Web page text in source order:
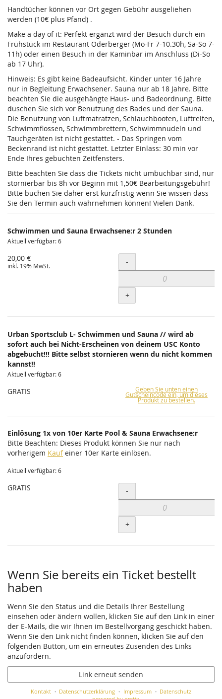
Handtücher können vor Ort gegen Gebühr ausgeliehen
werden (10€ plus Pfand) .
Make a day of it: Perfekt ergänzt wird der Besuch durch ein
Frühstück im Restaurant Oderberger (Mo-Fr 7-10.30h, Sa-So 7-
11h) oder einen Besuch in der Kaminbar im Anschluss (Di-So
ab 17 Uhr).
Hinweis: Es gibt keine Badeaufsicht. Kinder unter 16 Jahre
nur in Begleitung Erwachsener. Sauna nur ab 18 Jahre. Bitte
beachten Sie die ausgehängte Haus- und Badeordnung. Bitte
duschen Sie sich vor Benutzung des Bades und der Sauna.
Die Benutzung von Luftmatratzen, Schlauchbooten, Luftreifen,
Schwimmflossen, Schwimmbrettern, Schwimmnudeln und
Tauchgeräten ist nicht gestattet. - Das Springen vom
Beckenrand ist nicht gestattet. Letzter Einlass: 30 min vor
Ende Ihres gebuchten Zeitfensters.
Bitte beachten Sie dass die Tickets nicht umbuchbar sind, nur
stornierbar bis 8h vor Beginn mit 1,50€ Bearbeitungsgebühr!
Bitte buchen Sie daher erst kurzfristig wenn Sie wissen dass
Sie den Termin auch wahrnehmen können! Vielen Dank.
Schwimmen und Sauna Erwachsene:r 2 Stunden
Aktuell verfügbar: 6
20,00 €
inkl. 19% MwSt. Menge
-
+
Urban Sportsclub L- Schwimmen und Sauna // wird ab
sofort auch bei Nicht-Erscheinen von deinem USC Konto
abgebucht!!! Bitte selbst stornieren wenn du nicht kommen
kannst!!
Aktuell verfügbar: 6
GRATIS Geben Sie unten einen
Gutscheincode ein, um dieses
Produkt zu bestellen.
Einlösung 1x von 10er Karte Pool & Sauna Erwachsene:r
Bitte Beachten: Dieses Produkt können Sie nur nach
vorherigem Kaufeiner 10er Karte einlösen.
Aktuell verfügbar: 6
GRATIS Menge
-
+
Wenn Sie bereits ein Ticket bestellt
haben
Wenn Sie den Status und die Details Ihrer Bestellung
einsehen oder ändern wollen, klicken Sie auf den Link in einer
der E-Mails, die wir Ihnen im Bestellvorgang geschickt haben.
Wenn Sie den Link nicht finden können, klicken Sie auf den
folgenden Button, um ein erneutes Zusenden des Links
anzufordern.
Link erneut senden
Kontakt Datenschutzerklärung Impressum
Datenschutz